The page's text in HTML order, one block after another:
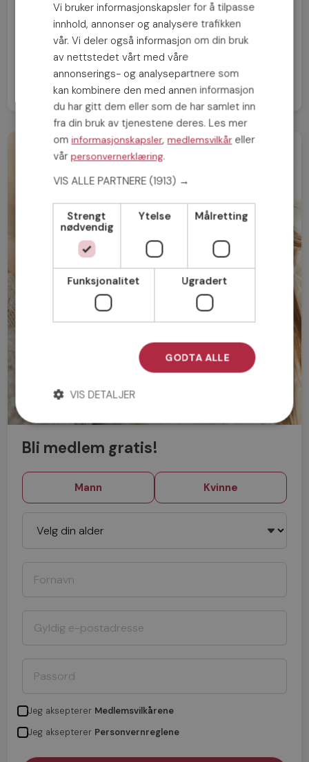
NESTE INNLEGG
Ufrivillig singel? Her er 5 tegn på at det er DU
som er problemet
Bli medlem gratis!
Mann Kvinne
Jeg aksepterer Medlemsvilkårene
Jeg aksepterer Personvernreglene
Vi bruker informasjonskapsler for å tilpasse
innhold, annonser og analysere trafikken
vår. Vi deler også informasjon om din bruk
av nettstedet vårt med våre
annonserings- og analysepartnere som
kan kombinere den med annen informasjon
du har gitt dem eller som de har samlet inn
fra din bruk av tjenestene deres. Les mer
ominformasjonskapsler,medlemsvilkåreller
vårpersonvernerklæring.
VIS ALLE PARTNERE (1913) →
Strengt
nødvendig
Ytelse Målretting
Funksjonalitet Ugradert
GODTA ALLE
VIS DETALJER